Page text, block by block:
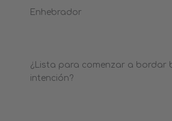
Enhebrador
¿Lista para comenzar a bordar
intención?